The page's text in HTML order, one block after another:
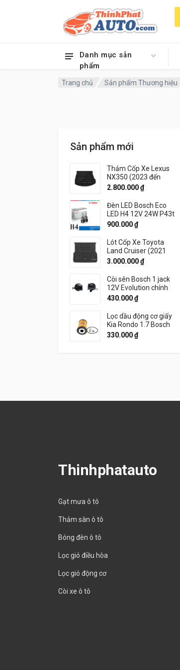
Danh mục sản
phẩm
Trang chủ Sản phẩm Thương hiệu
Sản phẩm mới
Thảm Cốp Xe Lexus
NX350 (2023 đến
2026) Thương hiệu
3W Chính Hãng
2.800.000₫
Đèn LED Bosch Eco
LED H4 12V 24W P43t
900.000₫
Lót Cốp Xe Toyota
Land Cruiser (2021
đến 2026) Thương
Hiệu 3W Chính Hãng
3.000.000₫
Còi sên Bosch 1 jack
12V Evolution chính
hãng
430.000₫
Lọc dầu động cơ giấy
Kia Rondo 1.7 Bosch
330.000₫
Thinhphatauto
Gạt mưa ô tô
Thảm sàn ô tô
Bóng đèn ô tô
Lọc gió điều hòa
Lọc gió động cơ
Còi xe ô tô